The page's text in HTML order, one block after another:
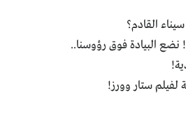
القادم؟
نضع البيادة فوق رؤوسنا..
لفيلم ستار وورز!